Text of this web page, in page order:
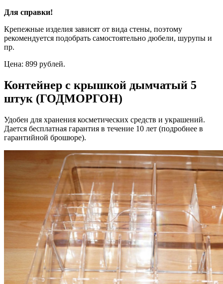
Для справки!
Крепежные изделия зависят от вида стены, поэтому
рекомендуется подобрать самостоятельно дюбели, шурупы и
пр.
Цена: 899 рублей.
Контейнер с крышкой дымчатый 5
штук (ГОДМОРГОН)
Удобен для хранения косметических средств и украшений.
Дается бесплатная гарантия в течение 10 лет (подробнее в
гарантийной брошюре).